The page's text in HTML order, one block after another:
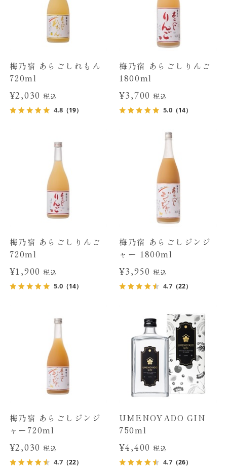
梅乃宿 あらごしれもん
720ml
¥2,030税込
4.8（19）
梅乃宿 あらごしりんご
1800ml
¥3,700 税込
5.0 （14）
梅乃宿 あらごしりんご
720ml
¥1,900税込
5.0（14）
梅乃宿 あらごしジンジ
ャー 1800ml
¥3,950 税込
4.7 （22）
梅乃宿 あらごしジンジ
ャー720ml
¥2,030税込
4.7（22）
UMENOYADO GIN
750ml
¥4,400 税込
4.7 （26）